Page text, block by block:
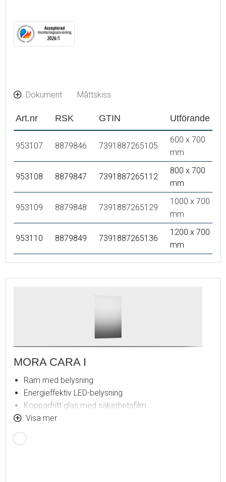
Dokument Måttskiss
Art.nr RSK GTIN Utförande
953107 8879846 7391887265105
600 x 700
mm
953108 8879847 7391887265112
800 x 700
mm
953109 8879848 7391887265129
1000 x 700
mm
953110 8879849 7391887265136
1200 x 700
mm
MORA CARA I
Ram med belysning
Energieffektiv LED-belysning
Kopparfritt glas med säkerhetsfilm
Imskydd
Justerbar ljustemperatur: 2 700–6 400 K
Visa mer